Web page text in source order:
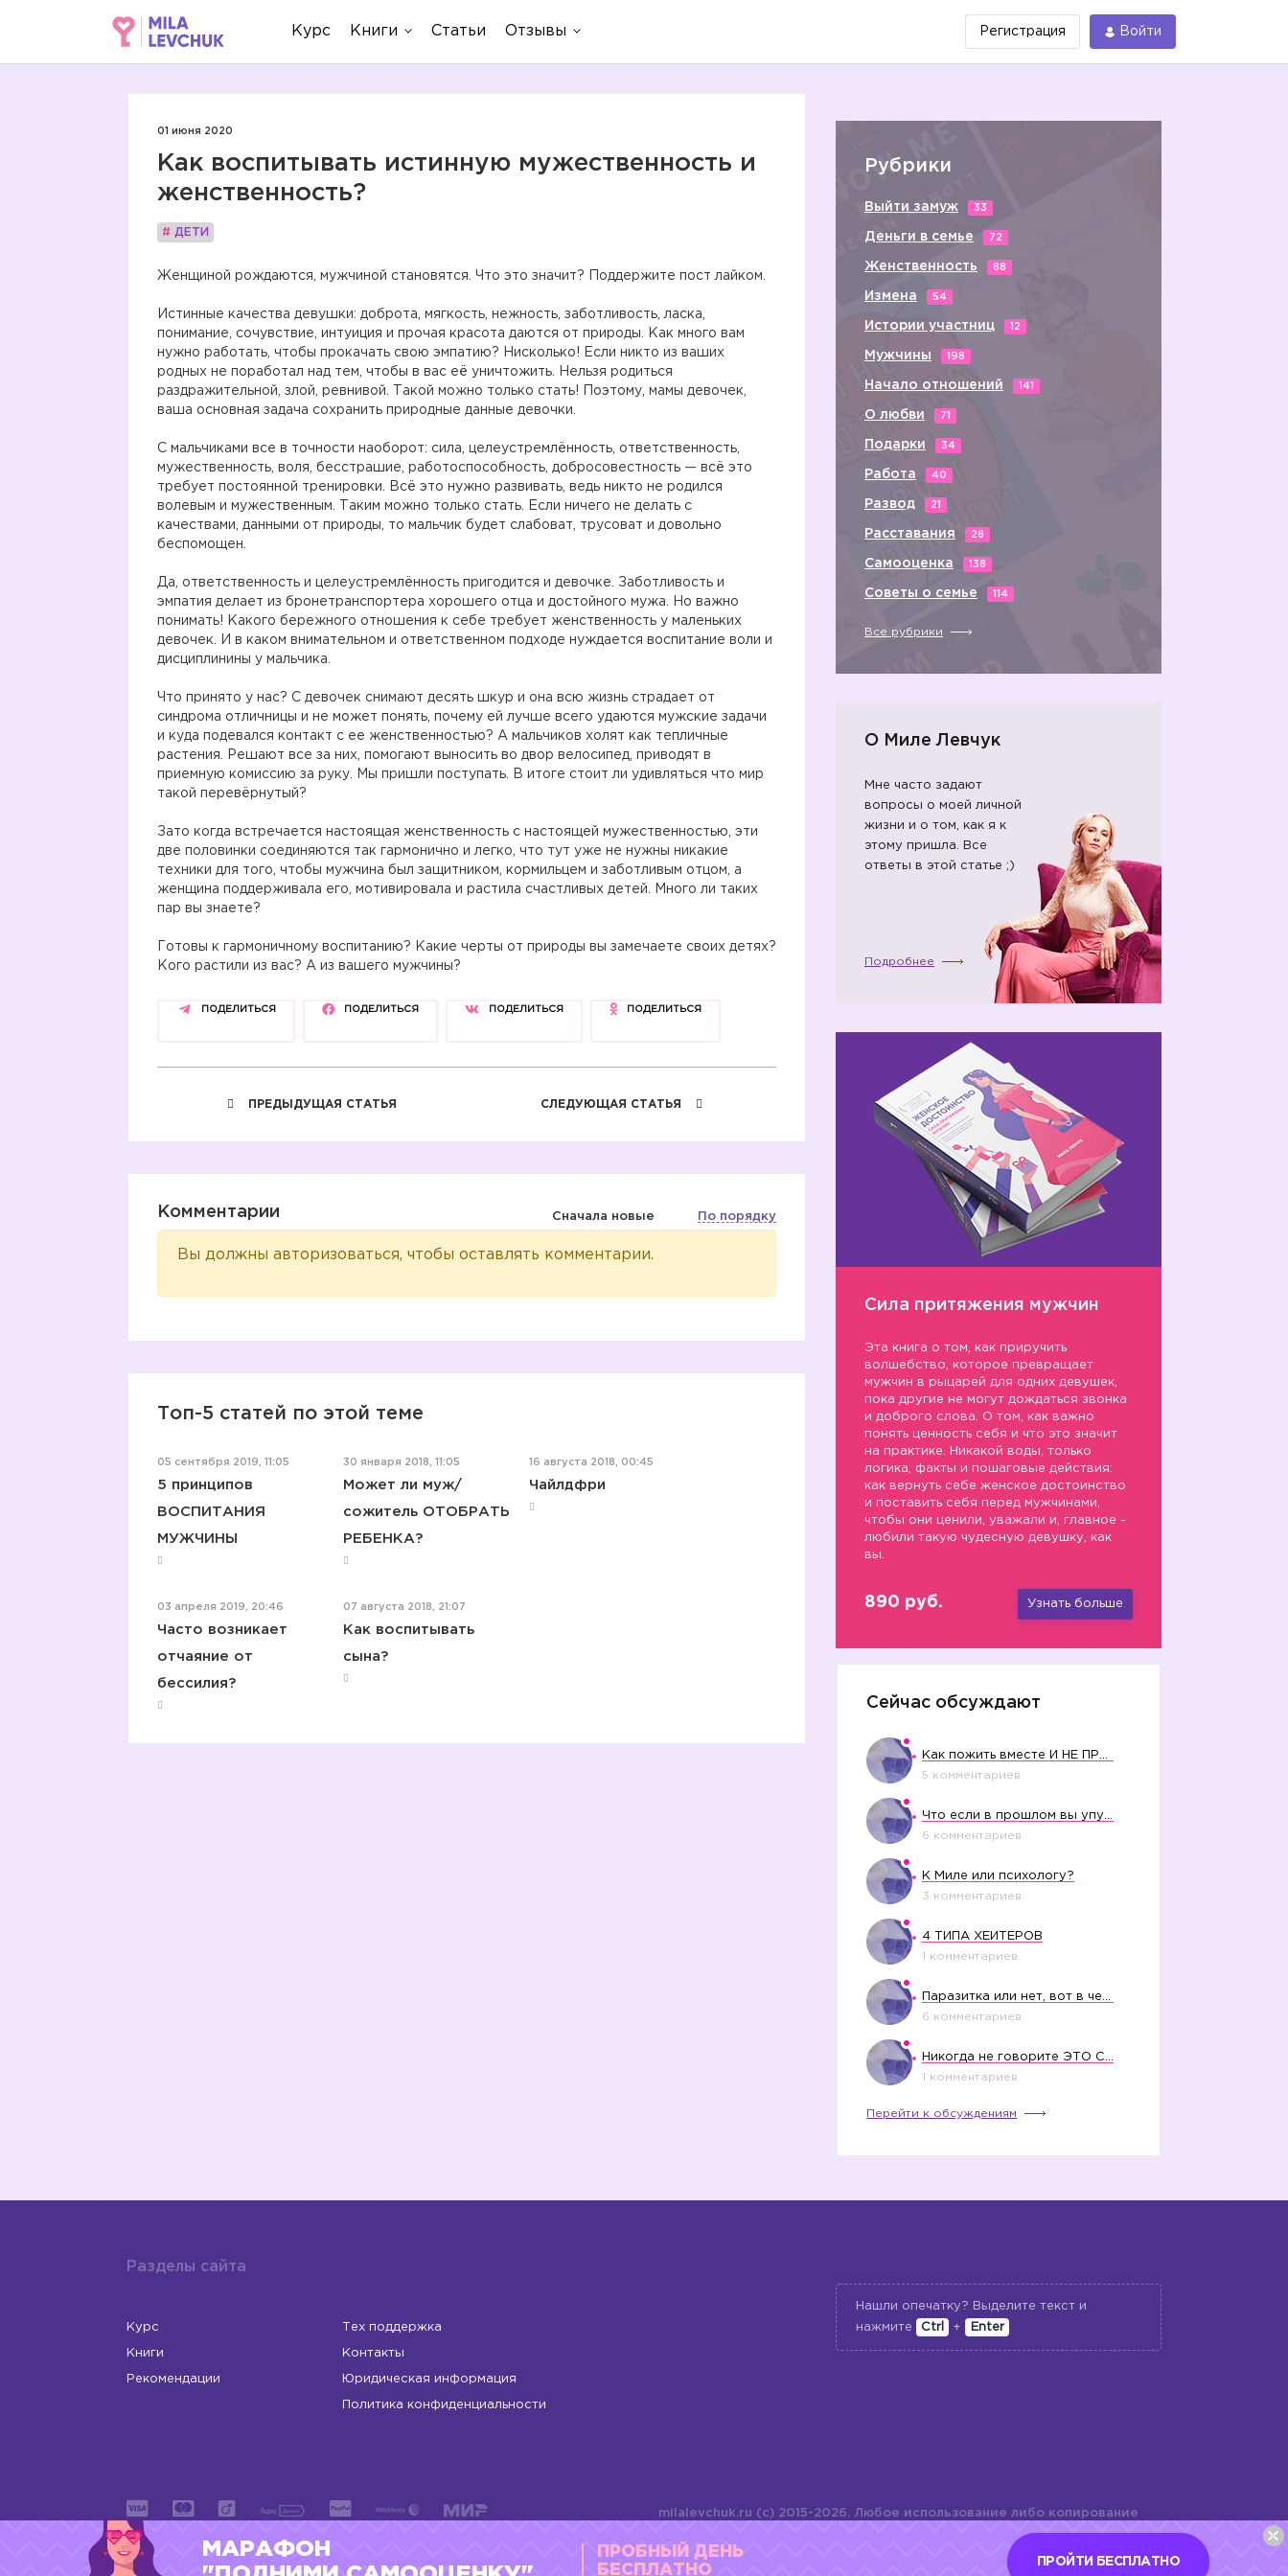
Курс Книги Статьи Отзывы Регистрация Войти
01 июня 2020
Как воспитывать истинную мужественность и
женственность?
# ДЕТИ
Женщиной рождаются, мужчиной становятся. Что это значит? Поддержите пост лайком.
Истинные качества девушки: доброта, мягкость, нежность, заботливость, ласка,
понимание, сочувствие, интуиция и прочая красота даются от природы. Как много вам
нужно работать, чтобы прокачать свою эмпатию? Нисколько! Если никто из ваших
родных не поработал над тем, чтобы в вас её уничтожить. Нельзя родиться
раздражительной, злой, ревнивой. Такой можно только стать! Поэтому, мамы девочек,
ваша основная задача сохранить природные данные девочки.
С мальчиками все в точности наоборот: сила, целеустремлённость, ответственность,
мужественность, воля, бесстрашие, работоспособность, добросовестность — всё это
требует постоянной тренировки. Всё это нужно развивать, ведь никто не родился
волевым и мужественным. Таким можно только стать. Если ничего не делать с
качествами, данными от природы, то мальчик будет слабоват, трусоват и довольно
беспомощен.
Да, ответственность и целеустремлённость пригодится и девочке. Заботливость и
эмпатия делает из бронетранспортера хорошего отца и достойного мужа. Но важно
понимать! Какого бережного отношения к себе требует женственность у маленьких
девочек. И в каком внимательном и ответственном подходе нуждается воспитание воли и
дисциплинины у мальчика.
Что принято у нас? С девочек снимают десять шкур и она всю жизнь страдает от
синдрома отличницы и не может понять, почему ей лучше всего удаются мужские задачи
и куда подевался контакт с ее женственностью? А мальчиков холят как тепличные
растения. Решают все за них, помогают выносить во двор велосипед, приводят в
приемную комиссию за руку. Мы пришли поступать. В итоге стоит ли удивляться что мир
такой перевёрнутый?
Зато когда встречается настоящая женственность с настоящей мужественностью, эти
две половинки соединяются так гармонично и легко, что тут уже не нужны никакие
техники для того, чтобы мужчина был защитником, кормильцем и заботливым отцом, а
женщина поддерживала его, мотивировала и растила счастливых детей. Много ли таких
пар вы знаете?
Готовы к гармоничному воспитанию? Какие черты от природы вы замечаете своих детях?
Кого растили из вас? А из вашего мужчины?
ПОДЕЛИТЬСЯ ПОДЕЛИТЬСЯ ПОДЕЛИТЬСЯ ПОДЕЛИТЬСЯ
ПРЕДЫДУЩАЯ СТАТЬЯ СЛЕДУЮЩАЯ СТАТЬЯ
Комментарии Сначала новые По порядку
Вы должны авторизоваться, чтобы оставлять комментарии.
Топ-5 статей по этой теме
05 сентября 2019, 11:05
5 принципов
ВОСПИТАНИЯ
МУЖЧИНЫ
30 января 2018, 11:05
Может ли муж/
сожитель ОТОБРАТЬ
РЕБЕНКА?
16 августа 2018, 00:45
Чайлдфри
03 апреля 2019, 20:46
Часто возникает
отчаяние от
бессилия?
07 августа 2018, 21:07
Как воспитывать
сына?
Рубрики
Выйти замуж 33
Деньги в семье 72
Женственность 88
Измена 54
Истории участниц 12
Мужчины 198
Начало отношений 141
О любви 71
Подарки 34
Работа 40
Развод 21
Расставания 28
Самооценка 138
Советы о семье 114
Все рубрики
О Миле Левчук
Мне часто задают
вопросы о моей личной
жизни и о том, как я к
этому пришла. Все
ответы в этой статье ;)
Подробнее
Сила притяжения мужчин
Эта книга о том, как приручить
волшебство, которое превращает
мужчин в рыцарей для одних девушек,
пока другие не могут дождаться звонка
и доброго слова. О том, как важно
понять ценность себя и что это значит
на практике. Никакой воды, только
логика, факты и пошаговые действия:
как вернуть себе женское достоинство
и поставить себя перед мужчинами,
чтобы они ценили, уважали и, главное -
любили такую чудесную девушку, как
вы.
890 руб. Узнать больше
Сейчас обсуждают
5 комментариев
6 комментариев
К Миле или психологу?
3 комментариев
4 ТИПА ХЕЙТЕРОВ
1 комментариев
6 комментариев
1 комментариев
Перейти к обсуждениям
Разделы сайта
Курс
Книги
Рекомендации
Тех поддержка
Контакты
Юридическая информация
Политика конфиденциальности
Нашли опечатку? Выделите текст и
нажмите
Ctrl + Enter
ИП Левчук Людмила Николаевна
milalevchuk.ru (c) 2015-2026. Любое использование либо копирование
материалов или подборки материалов сайта, элементов дизайна и
оформления допускается лишь с разрешения правообладателя и
МАРАФОН
ПРОБНЫЙ ДЕНЬ
БЕСПЛАТНО
ПРОЙТИ БЕСПЛАТНО